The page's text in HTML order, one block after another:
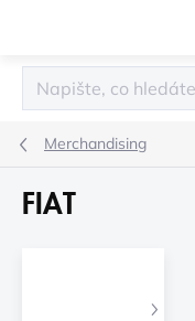
Merchandising
FIAT